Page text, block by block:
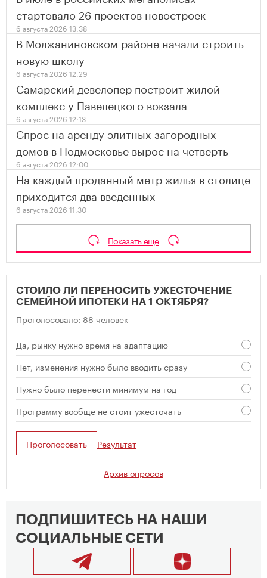
стартовало 26 проектов новостроек
6 августа 2026 13:38
В Молжаниновском районе начали строить
новую школу
6 августа 2026 12:29
Самарский девелопер построит жилой
комплекс у Павелецкого вокзала
6 августа 2026 12:13
Спрос на аренду элитных загородных
домов в Подмосковье вырос на четверть
6 августа 2026 12:00
На каждый проданный метр жилья в столице
приходится два введенных
6 августа 2026 11:30
Показать еще
СТОИЛО ЛИ ПЕРЕНОСИТЬ УЖЕСТОЧЕНИЕ
СЕМЕЙНОЙ ИПОТЕКИ НА 1 ОКТЯБРЯ?
Проголосовало: 88 человек
Да, рынку нужно время на адаптацию
Нет, изменения нужно было вводить сразу
Нужно было перенести минимум на год
Программу вообще не стоит ужесточать
Проголосовать Результат
Архив опросов
ПОДПИШИТЕСЬ НА НАШИ
СОЦИАЛЬНЫЕ СЕТИ